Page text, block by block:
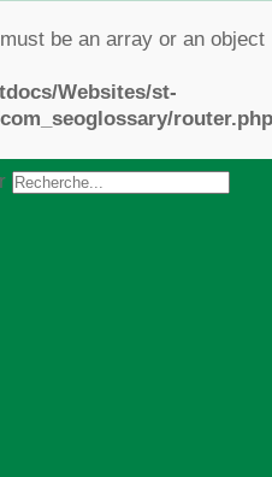
be an array or an object
Websites/st-
router.php